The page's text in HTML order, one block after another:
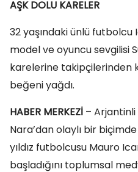
AŞK DOLU KARELER
32 yaşındaki ünlü futbolcu
model ve oyuncu sevgilisi
karelerine takipçilerinden
beğeni yağdı.
HABER MERKEZİ –
Nara’dan olaylı bir
yıldız futbolcusu Mauro
başladığını toplumsal